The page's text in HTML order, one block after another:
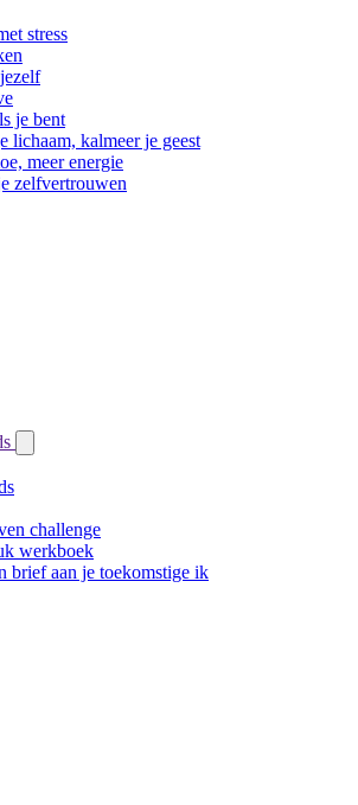
stress
je bent
lichaam, kalmeer je geest
meer energie
zelfvertrouwen
challenge
werkboek
brief aan je toekomstige ik